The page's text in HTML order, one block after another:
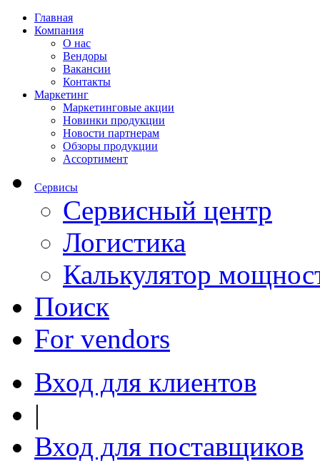
Главная
Компания
О нас
Вендоры
Вакансии
Контакты
Маркетинг
Маркетинговые акции
Новинки продукции
Новости партнерам
Обзоры продукции
Ассортимент
Сервисы
Сервисный центр
Логистика
Калькулятор
Поиск
For vendors
Вход для клиентов
|
Вход для поставщиков